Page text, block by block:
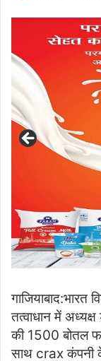
तत्वाधान में
की 1500 बोतल
साथ crax कंपनी